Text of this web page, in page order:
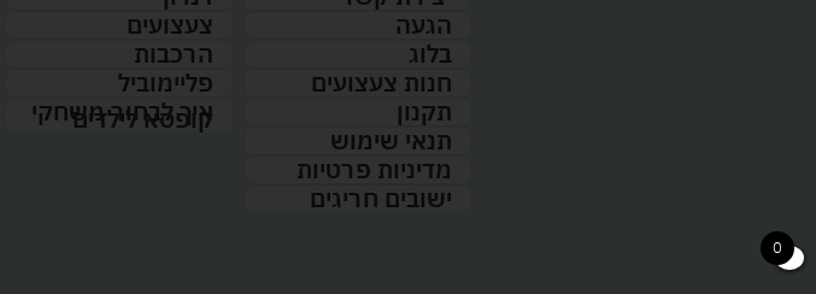
הגעה
בלוג
חנות צעצועים
תקנון
תנאי שימוש
מדיניות פרטיות
ישובים חריגים
צעצועים
הרכבות
פליימוביל
איך לבחור משחקי
קופסא לילדים
0